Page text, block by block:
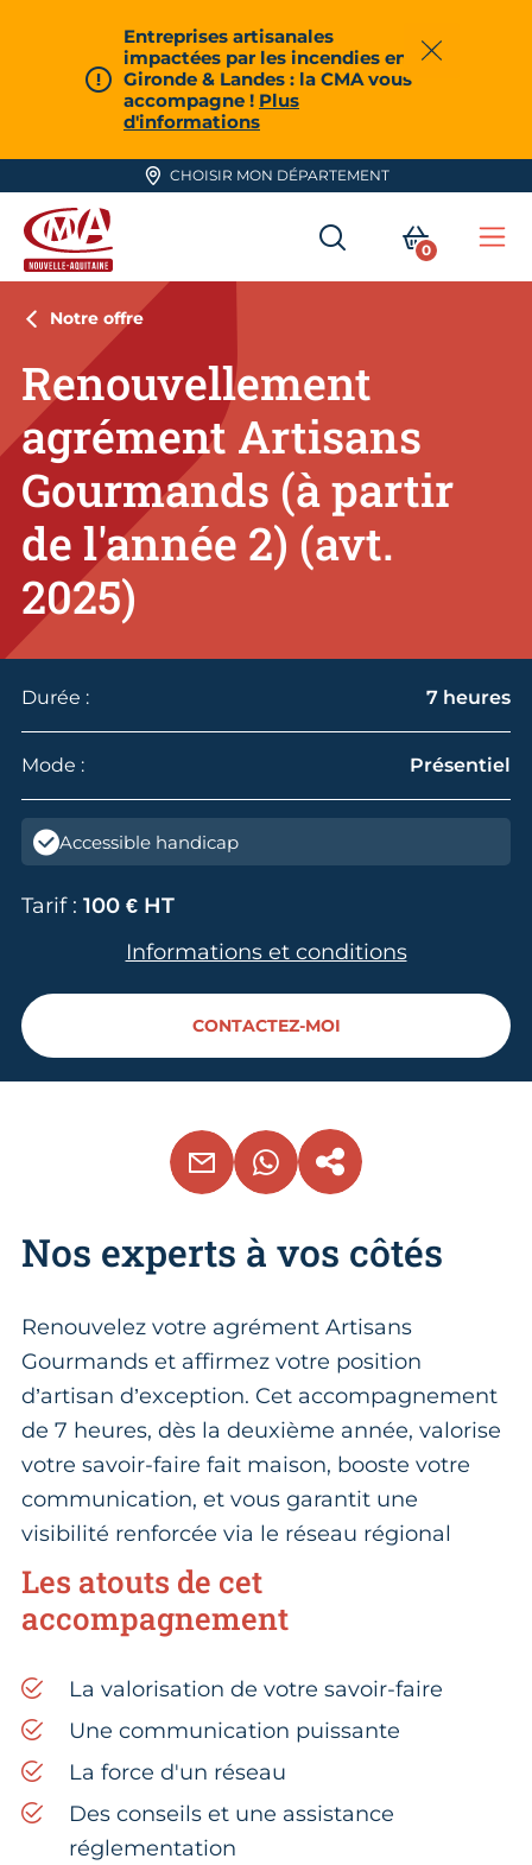
Entreprises artisanales
impactées par les incendies en
Gironde & Landes : la CMA vous
accompagne ! Plus
d'informations
Fermer
CHOISIR MON DÉPARTEMENT
CMA Nouvelle-Aquitaine
RECHERCHER
MON
0
Notre offre
Renouvellement
agrément Artisans
Gourmands (à partir
de l'année 2) (avt.
2025)
Durée : 7 heures
Mode : Présentiel
Accessible handicap
Tarif : 100 € HT
Informations et conditions
CONTACTEZ-MOI
EMAIL WHATSAPPCOPIER LE LIEN
Nos experts à vos côtés
Renouvelez votre agrément Artisans
Gourmands et affirmez votre position
d’artisan d’exception. Cet accompagnement
de 7 heures, dès la deuxième année, valorise
votre savoir-faire fait maison, booste votre
communication, et vous garantit une
visibilité renforcée via le réseau régional
Les atouts de cet
accompagnement
La valorisation de votre savoir-faire
Une communication puissante
La force d'un réseau
Des conseils et une assistance
réglementation